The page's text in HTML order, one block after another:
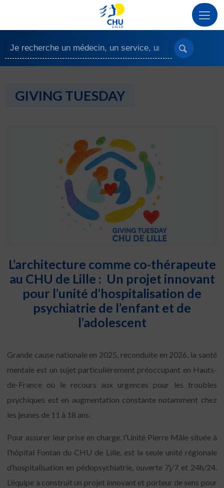
GIVING TUESDAY
L’architecture comme co-thérapeute
au CHU de Lille : Un projet innovant
pour l’unité d’hospitalisation de
psychiatrie de l’enfant et de
l’adolescent
Grande cause nationale en 2025, reconduite en 2026, la santé
mentale est un sujet particulièrement préoccupant en Hauts-
de-France où le recours aux urgences pour les troubles
psychiques est en augmentation constante notamment chez
les jeunes de 11 à 18 ans.
Pour assurer leur prise en charge, l’Unité Pierre Mâle située à
l’hôpital Fontan du CHU de Lille, est la seule unité régionale
d’hospitalisation en pédopsychiatrie, ouverte 7j/7 et 24h/24.
L’équipe a construit un projet innovant et porteur de sens pour